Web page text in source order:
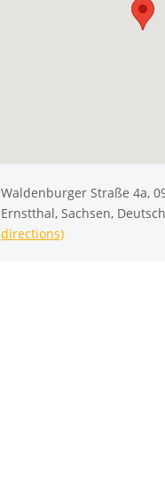
Waldenburger Straße 4a,
Ernstthal, Sachsen,
directions)